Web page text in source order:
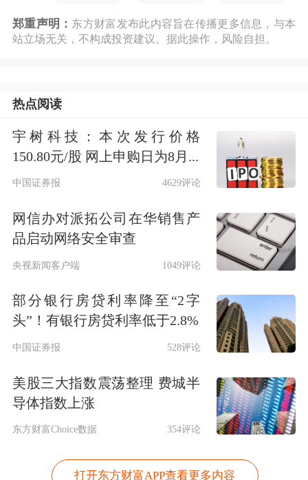
郑重声明： 东方财富发布此内容旨在传播更多信息，与本
站立场无关，不构成投资建议。据此操作，风险自担。
热点阅读
宇树科技：本次发行价格
150.80元/股 网上申购日为8月...
中国证券报 4629评论
网信办对派拓公司在华销售产
品启动网络安全审查
央视新闻客户端 1049评论
部分银行房贷利率降至“2字
头”！有银行房贷利率低于2.8%
中国证券报 528评论
美股三大指数震荡整理 费城半
导体指数上涨
东方财富Choice数据 354评论
打开东方财富APP查看更多内容